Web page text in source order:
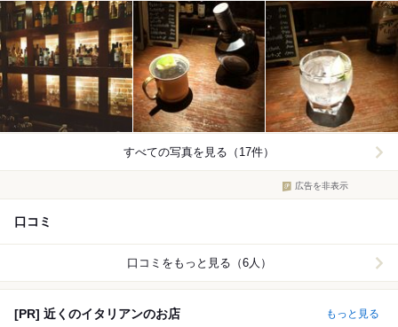
すべての写真を見る（17件）
広告を非表示
口コミ
口コミをもっと見る（6人）
[PR] 近くのイタリアンのお店 もっと見る